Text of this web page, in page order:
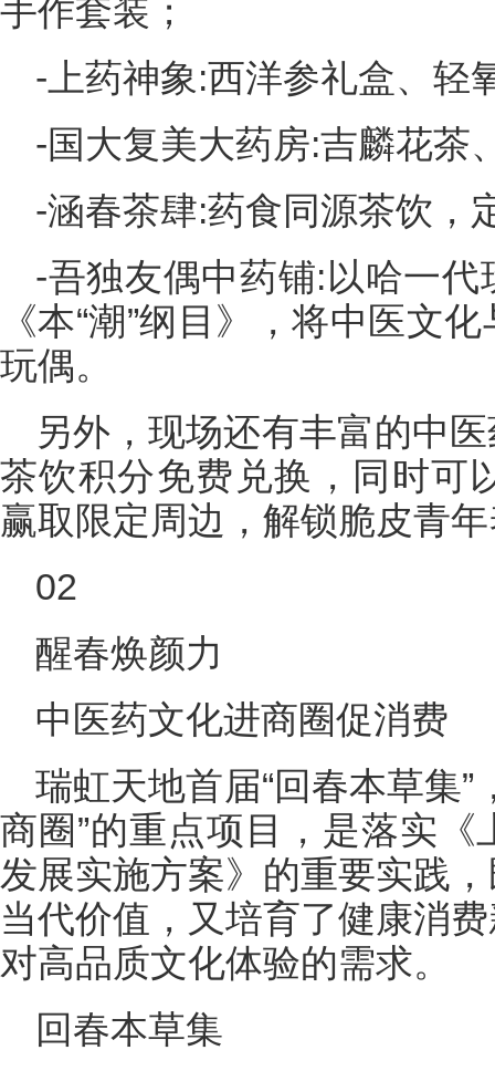
手作套装；
-上药神象:西洋参礼盒、轻
-国大复美大药房:吉麟花茶
-涵春茶肆:药食同源茶饮，
-吾独友偶中药铺:以哈一
《本“潮”纲目》，将中医文
玩偶。
另外，现场还有丰富的中
茶饮积分免费兑换，同时可
赢取限定周边，解锁脆皮青
02
醒春焕颜力
中医药文化进商圈促消费
瑞虹天地首届“回春本草集
商圈”的重点项目，是落实
发展实施方案》的重要实践
当代价值，又培育了健康消
对高品质文化体验的需求。
回春本草集